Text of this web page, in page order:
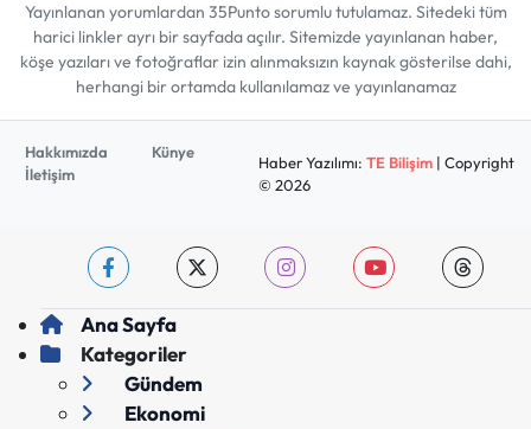
Yayınlanan yorumlardan 35Punto sorumlu tutulamaz. Sitedeki tüm
harici linkler ayrı bir sayfada açılır. Sitemizde yayınlanan haber,
köşe yazıları ve fotoğraflar izin alınmaksızın kaynak gösterilse dahi,
herhangi bir ortamda kullanılamaz ve yayınlanamaz
Hakkımızda
Künye
İletişim
Haber Yazılımı: TE Bilişim| Copyright
© 2026
Ana Sayfa
Kategoriler
Gündem
Ekonomi